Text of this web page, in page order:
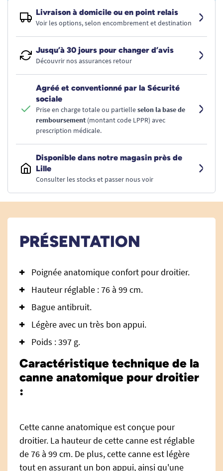
Livraison à domicile ou en point relais
Voir les options, selon encombrement et destination
Jusqu’à 30 jours pour changer d’avis
Découvrir nos assurances retour
Agréé et conventionné par la Sécurité
sociale
Prise en charge totale ou partielleselon la base de
remboursement (montant code LPPR) avec
prescription médicale.
Disponible dans notre magasin près de
Lille
Consulter les stocks et passer nous voir
PRÉSENTATION
Poignée anatomique confort pour droitier.
Hauteur réglable : 76 à 99 cm.
Bague antibruit.
Légère avec un très bon appui.
Poids : 397 g.
Caractéristique technique de la
canne anatomique pour droitier
:
Cette canne anatomique est conçue pour
droitier. La hauteur de cette canne est réglable
de 76 à 99 cm. De plus, cette canne est légère
tout en assurant un bon appui, ainsi qu'une